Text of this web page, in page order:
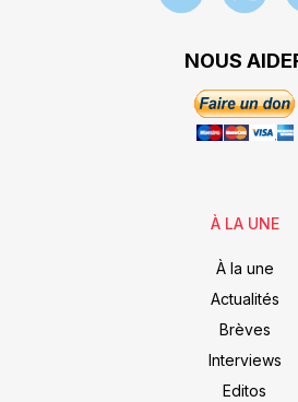
NOUS
À LA UNE
À la une
Actualités
Brèves
Interviews
Editos